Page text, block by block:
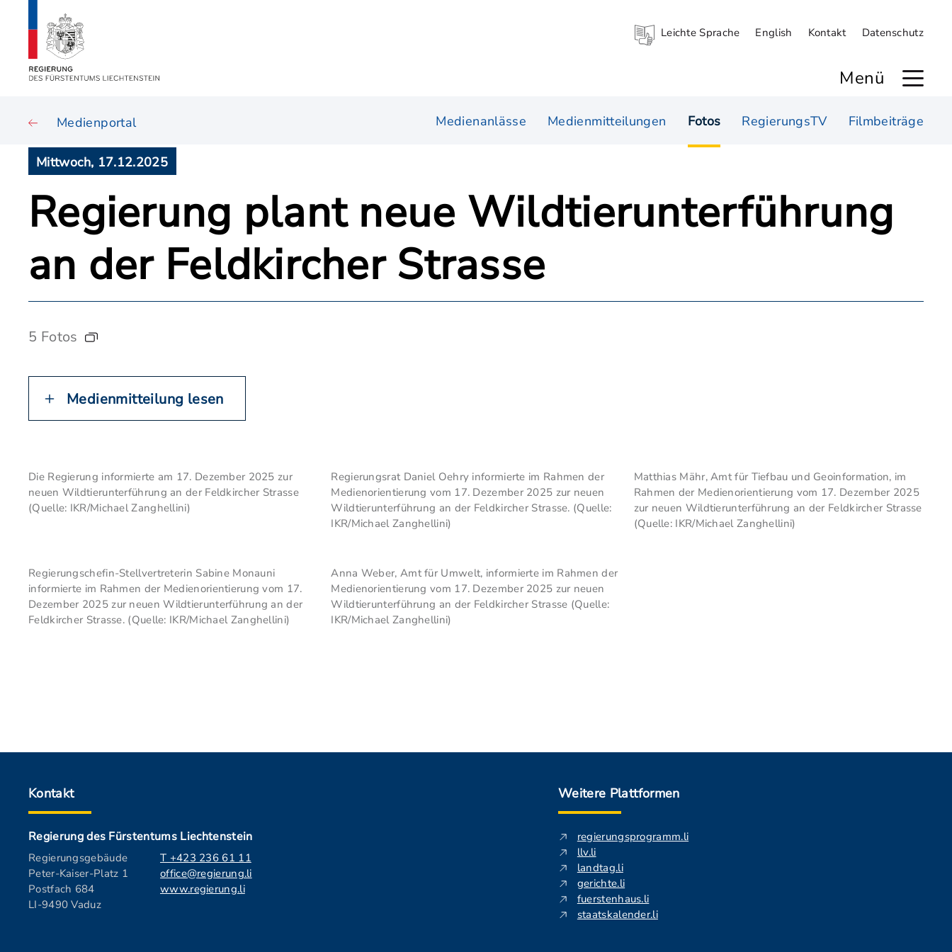
Leichte Sprache English Kontakt Datenschutz
Menü
Medienportal Medienanlässe Medienmitteilungen Fotos RegierungsTV Filmbeiträge
Mittwoch, 17.12.2025
Regierung plant neue Wildtierunterführung
an der Feldkircher Strasse
5 Fotos
Medienmitteilung lesen
Die Regierung informierte am 17. Dezember 2025 zur
neuen Wildtierunterführung an der Feldkircher Strasse
(Quelle: IKR/Michael Zanghellini)
Regierungsrat Daniel Oehry informierte im Rahmen der
Medienorientierung vom 17. Dezember 2025 zur neuen
Wildtierunterführung an der Feldkircher Strasse. (Quelle:
IKR/Michael Zanghellini)
Matthias Mähr, Amt für Tiefbau und Geoinformation, im
Rahmen der Medienorientierung vom 17. Dezember 2025
zur neuen Wildtierunterführung an der Feldkircher Strasse
(Quelle: IKR/Michael Zanghellini)
Regierungschefin-Stellvertreterin Sabine Monauni
informierte im Rahmen der Medienorientierung vom 17.
Dezember 2025 zur neuen Wildtierunterführung an der
Feldkircher Strasse. (Quelle: IKR/Michael Zanghellini)
Anna Weber, Amt für Umwelt, informierte im Rahmen der
Medienorientierung vom 17. Dezember 2025 zur neuen
Wildtierunterführung an der Feldkircher Strasse (Quelle:
IKR/Michael Zanghellini)
Kontakt
Regierung des Fürstentums Liechtenstein
Regierungsgebäude
Peter-Kaiser-Platz 1
Postfach 684
LI-9490 Vaduz
T +423 236 61 11
office@regierung.li
www.regierung.li
Weitere Plattformen
regierungsprogramm.li
llv.li
landtag.li
gerichte.li
fuerstenhaus.li
staatskalender.li